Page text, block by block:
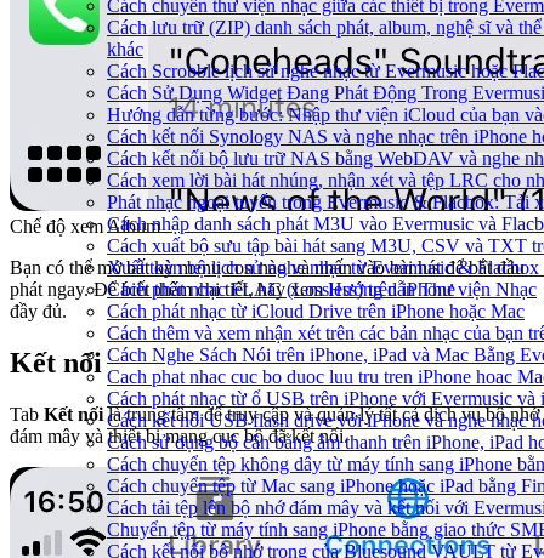
Cách chuyển thư viện nhạc giữa các thiết bị trong
Cách lưu trữ (ZIP) danh sách phát, album, nghệ sĩ và
khác
Cách Scrobble lịch sử nghe nhạc từ Evermusic hoặc
Cách Sử Dụng Widget Đang Phát Động Trong
Hướng dẫn từng bước: Nhập thư viện iCloud của bạn
Cách kết nối Synology NAS và nghe nhạc trên iPhone
Cách kết nối bộ lưu trữ NAS bằng WebDAV và nghe
Cách xem lời bài hát nhúng, nhận xét và tệp LRC cho
Phát nhạc ngoại tuyến trong Evermusic & Flacbox: Tải
Cách nhập danh sách phát M3U vào Evermusic và
Cách xuất bộ sưu tập bài hát sang M3U, CSV và TXT
Xuất toàn bộ lịch sử nghe nhạc từ Evermusic & Flacbox
Cách phát nhạc FLAC (Lossless) trên iPhone
Cách phát nhạc từ iCloud Drive trên iPhone hoặc Mac
Cách thêm và xem nhận xét trên các bản nhạc của bạn
Cách Nghe Sách Nói trên iPhone, iPad và Mac Bằng
Cach phat nhac cuc bo duoc luu tru tren iPhone hoac
Cách phát nhạc từ ổ USB trên iPhone với Evermusic và
Cách kết nối USB flash drive với iPhone và nghe nhạc
Cách sử dụng bộ cân bằng âm thanh trên iPhone, iPad
Cách chuyển tệp không dây từ máy tính sang iPhone
Cách chuyển tệp từ Mac sang iPhone hoặc iPad bằng
Cách tải tệp lên bộ nhớ đám mây và kết nối với
Chuyển tệp từ máy tính sang iPhone bằng giao thức
Cách kết nối bộ nhớ trong của Bluesound VAULT từ
Chế độ xem Album
Bạn có thể mở bất kỳ menu con nào và nhấn vào bài hát để bắt đầu
phát ngay. Để biết thêm chi tiết, hãy xemHướng dẫn Thư viện Nhạc
đầy đủ.
Kết nối
Tab Kết nốilà trung tâm để truy cập và quản lý tất cả dịch vụ bộ nhớ
đám mây và thiết bị mạng cục bộ đã kết nối.